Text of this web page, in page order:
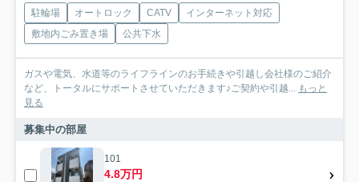
駐輪場 オートロック CATV
インターネット対応
敷地内ごみ置き場
公共下水
ガスや電気、水道等のライフラインのお手続きや引越し会社様のご紹介
など、トータルにサポートさせていただきます♪ご契約や引越... もっと
見る
募集中の部屋
101
4.8万円